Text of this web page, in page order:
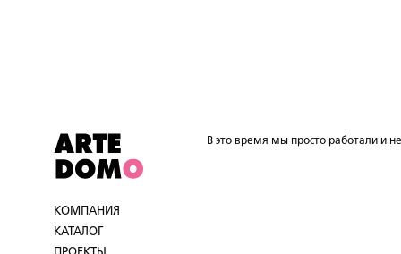
КОМПАНИЯ
КАТАЛОГ
В это время мы просто работали и